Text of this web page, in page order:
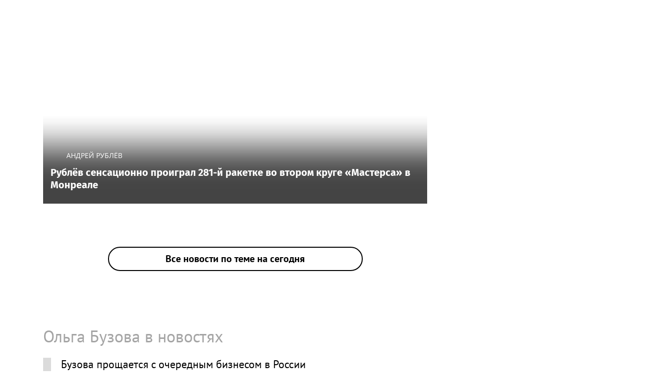
АНДРЕЙ РУБЛЁВ
Рублёв сенсационно проиграл 281-й ракетке во втором круге «Мастерса» в
Монреале
Все новости по теме на сегодня
Ольга Бузова в новостях
Бузова прощается c очередным бизнесом в России